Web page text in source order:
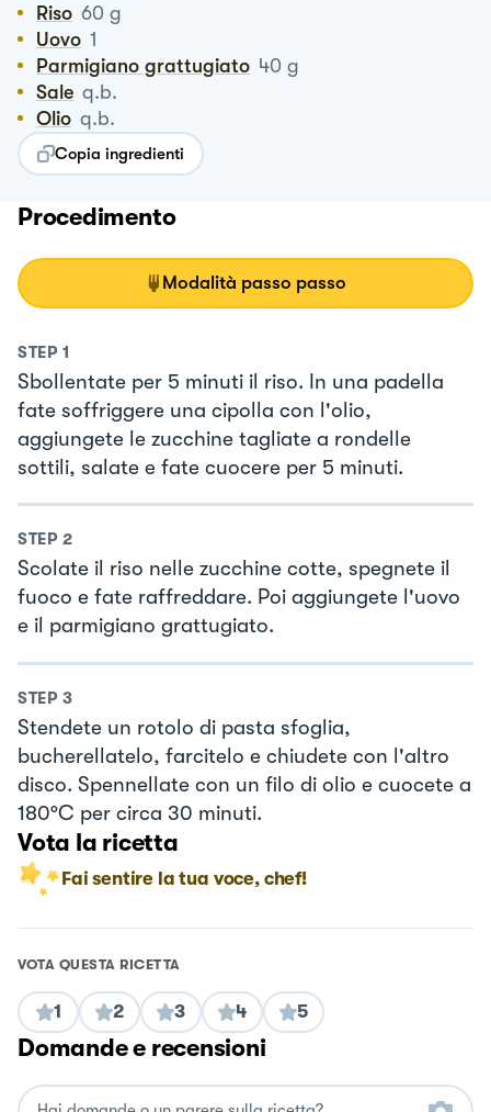
Riso 60 g
Uovo 1
Parmigiano grattugiato 40 g
Sale q.b.
Olio q.b.
Copia ingredienti
Procedimento
Modalità passo passo
STEP 1
Sbollentate per 5 minuti il riso. In una padella
fate soffriggere una cipolla con l'olio,
aggiungete le zucchine tagliate a rondelle
sottili, salate e fate cuocere per 5 minuti.
STEP 2
Scolate il riso nelle zucchine cotte, spegnete il
fuoco e fate raffreddare. Poi aggiungete l'uovo
e il parmigiano grattugiato.
STEP 3
Stendete un rotolo di pasta sfoglia,
bucherellatelo, farcitelo e chiudete con l'altro
disco. Spennellate con un filo di olio e cuocete a
180°C per circa 30 minuti.
Vota la ricetta
Fai sentire la tua voce, chef!
VOTA QUESTA RICETTA
1 2 3 4 5
Domande e recensioni